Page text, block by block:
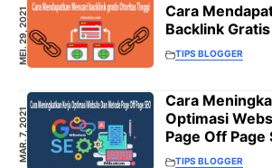
MEI. 29, 2021
Cara
Backlink
TIPS BLOGGER
MAR. 7, 2021
Cara
Optimasi
Page Off Page
TIPS BLOGGER